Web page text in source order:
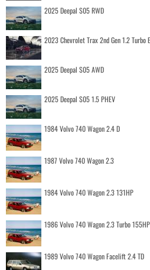
2025 Deepal S05 RWD
2023 Chevrolet Trax 2nd Gen 1.2 Turbo
2025 Deepal S05 AWD
2025 Deepal S05 1.5 PHEV
1984 Volvo 740 Wagon 2.4 D
1987 Volvo 740 Wagon 2.3
1984 Volvo 740 Wagon 2.3 131HP
1986 Volvo 740 Wagon 2.3 Turbo 155HP
1989 Volvo 740 Wagon Facelift 2.4 TD